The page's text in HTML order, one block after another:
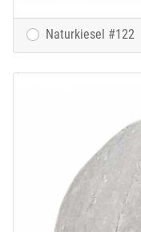
Naturkiesel #122